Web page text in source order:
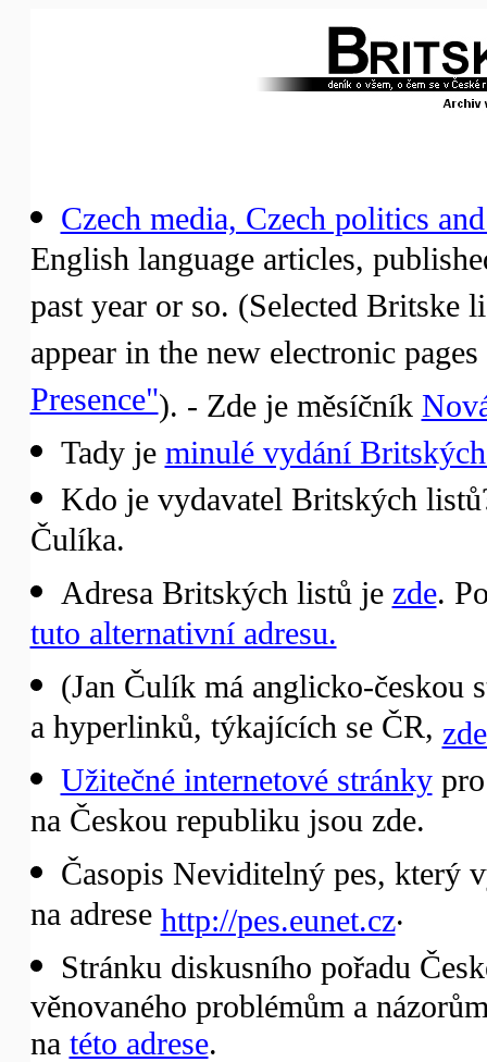
Czech media, Czech politics
English language articles,
past year or so. (Selected Britske
appear in the new electronic
Presence"). - Zde je měsíčník
Tady je minulé vydání
Kdo je vydavatel Britských
Čulíka.
Adresa Britských listů je zde.
tuto alternativní adresu.
(Jan Čulík má anglicko-českou
a hyperlinků, týkajících se ČR,
Užitečné internetové stránkypro
na Českou republiku jsou zde.
Časopis Neviditelný pes, který
na adrese http://pes.eunet.cz.
Stránku diskusního pořadu
věnovaného problémům a
na této adrese.